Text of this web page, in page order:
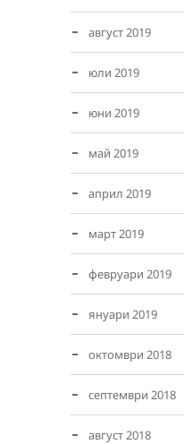
август 2019
юли 2019
юни 2019
май 2019
април 2019
март 2019
февруари 2019
януари 2019
октомври 2018
септември 2018
август 2018